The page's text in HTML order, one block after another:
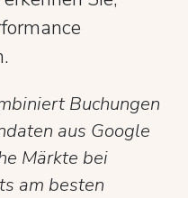
Buchungen
aus Google
Märkte bei
am besten